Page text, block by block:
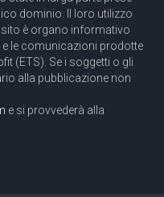
dominio. Il loro utilizzo
è organo informativo
e le comunicazioni prodotte
(ETS). Se i soggetti o gli
alla pubblicazione non
e si provvederà alla